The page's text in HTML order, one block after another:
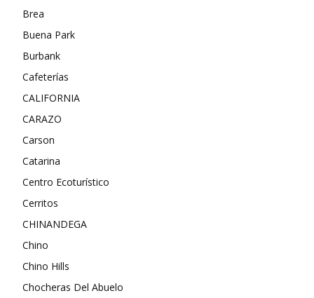
Brea
Buena Park
Burbank
Cafeterías
CALIFORNIA
CARAZO
Carson
Catarina
Centro Ecoturístico
Cerritos
CHINANDEGA
Chino
Chino Hills
Chocheras Del Abuelo